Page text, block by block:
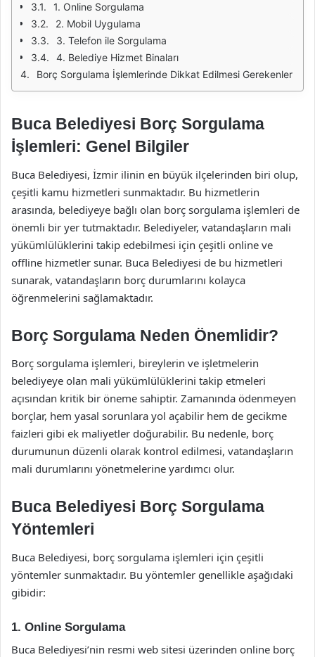
1. Online Sorgulama
2. Mobil Uygulama
3. Telefon ile Sorgulama
4. Belediye Hizmet Binaları
Borç Sorgulama İşlemlerinde Dikkat Edilmesi Gerekenler
Buca Belediyesi Borç Sorgulama
İşlemleri: Genel Bilgiler
Buca Belediyesi, İzmir ilinin en büyük ilçelerinden biri olup,
çeşitli kamu hizmetleri sunmaktadır. Bu hizmetlerin
arasında, belediyeye bağlı olan borç sorgulama işlemleri de
önemli bir yer tutmaktadır. Belediyeler, vatandaşların mali
yükümlülüklerini takip edebilmesi için çeşitli online ve
offline hizmetler sunar. Buca Belediyesi de bu hizmetleri
sunarak, vatandaşların borç durumlarını kolayca
öğrenmelerini sağlamaktadır.
Borç Sorgulama Neden Önemlidir?
Borç sorgulama işlemleri, bireylerin ve işletmelerin
belediyeye olan mali yükümlülüklerini takip etmeleri
açısından kritik bir öneme sahiptir. Zamanında ödenmeyen
borçlar, hem yasal sorunlara yol açabilir hem de gecikme
faizleri gibi ek maliyetler doğurabilir. Bu nedenle, borç
durumunun düzenli olarak kontrol edilmesi, vatandaşların
mali durumlarını yönetmelerine yardımcı olur.
Buca Belediyesi Borç Sorgulama
Yöntemleri
Buca Belediyesi, borç sorgulama işlemleri için çeşitli
yöntemler sunmaktadır. Bu yöntemler genellikle aşağıdaki
gibidir:
1. Online Sorgulama
Buca Belediyesi’nin resmi web sitesi üzerinden online borç